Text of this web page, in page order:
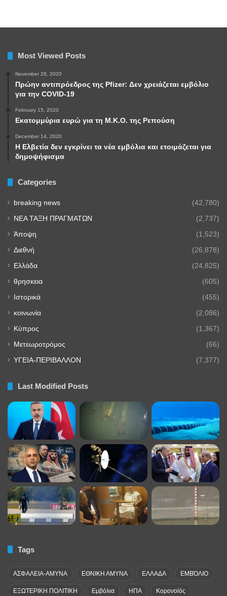
Most Viewed Posts
November 28, 2020
Πρώην αντιπρόεδρος της Pfizer: Δεν χρειάζεται εμβόλιο
για την COVID-19
February 15, 2020
Εκατομμύρια ευρώ για τη Μ.Κ.Ο. της Ρεπούση
December 14, 2020
Η Ελβετία δεν εγκρίνει τα νέα εμβόλια και ετοιμάζεται για
δημοψήφισμα
Categories
breaking news (42,780)
NEA TAΞΗ ΠΡΑΓΜΑΤΩΝ (2,737)
Άποψη (1,523)
Διεθνή (26,878)
Ελλάδα (24,825)
θρησκεια (605)
Ιστορικά (455)
κοινωνία (2,086)
Κύπρος (1,367)
Μετεωροτρόμος (66)
ΥΓΕΙΑ-ΠΕΡΙΒΑΛΛΟΝ (7,377)
Last Modified Posts
Tags
ΑΣΦΑΛΕΙΑ-ΑΜΥΝΑ ΕΘΝΙΚΗ ΑΜΥΝΑ ΕΛΛΑΔΑ ΕΜΒΌΛΙΟ
ΕΞΩΤΕΡΙΚΗ ΠΟΛΙΤΙΚΗ Εμβόλια ΗΠΑ Κορονοϊός